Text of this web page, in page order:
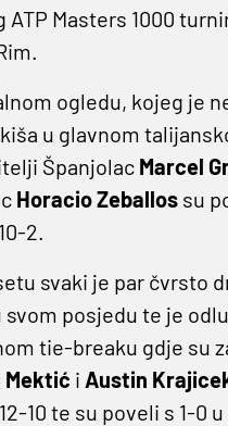
ATP Masters 1000
ogledu, kojeg je
u glavnom
Španjolac Marcel
Horacio Zeballos su
2.
svaki je par čvrsto
svom posjedu te je
tie-breaku gdje su
Mektić i Austin
10 te su poveli s 1-0